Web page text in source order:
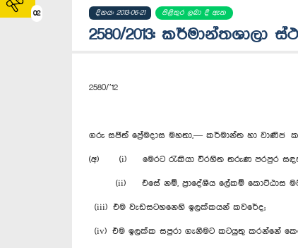
02 දිනය: 2013-06-21 පිළිතුර ලබා දී ඇත
2580/2013:
2580/’12
ගරු සජිත් ප්‍රේමදාස මහතා,— කර්මාන්ත හා වාණිජ
(අ) (i) මෙරට රැකියා විරහිත තරුණ පරපුර සඳහා
(ii) එසේ නම්, ප්‍රා‍දේශීය ලේකම් කොට්ඨාස
(iii) එම වැඩසටහනෙහි ඉලක්කයන් කවරේද;
(iv) එම ඉලක්ක සපුරා ගැනීමට කටයුතු කරන්නේ